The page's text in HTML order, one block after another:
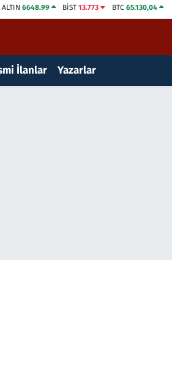
ALTIN 6648.99 BİST13.773 BTC 65.130,04
İlanlar Yazarlar